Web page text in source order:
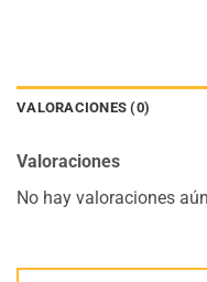
VALORACIONES (0)
Valoraciones
No hay valoraciones